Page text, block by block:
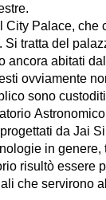
Palace, che
tratta del
ancora abitati
ovviamente
sono
da Jai
in genere,
risultò essere
che servirono